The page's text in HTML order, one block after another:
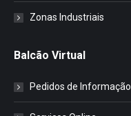
Zonas Industriais
Balcão Virtual
Pedidos de Informação